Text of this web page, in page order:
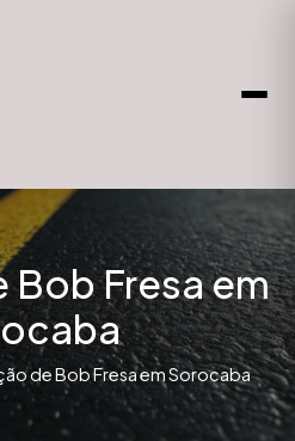
Fresa em
de Bob Fresa em Sorocaba